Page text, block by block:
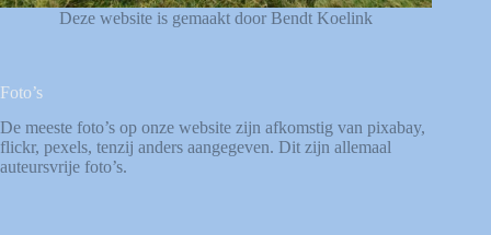
Deze website is gemaakt door Bendt Koelink
Foto’s
De meeste foto’s op onze website zijn afkomstig van pixabay,
flickr, pexels, tenzij anders aangegeven. Dit zijn allemaal
auteursvrije foto’s.